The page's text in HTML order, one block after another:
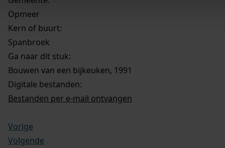
Opmeer
Kern of buurt:
Spanbroek
Ga naar dit stuk:
Bouwen van een bijkeuken, 1991
Digitale bestanden:
Bestanden per e-mail ontvangen
Vorige
Volgende